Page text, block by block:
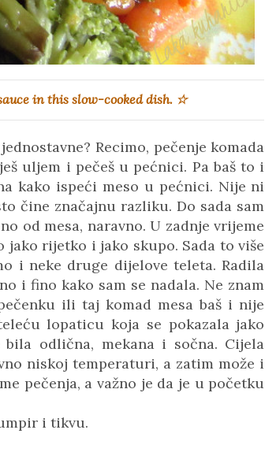
in this slow-cooked dish. ☆
Recimo, pečenje komada
uljem i pečeš u pećnici. Pa baš to i
kako ispeći meso u pećnici. Nije ni
čine značajnu razliku. Do sada sam
od mesa, naravno. U zadnje vrijeme
rijetko i jako skupo. Sada to više
i neke druge dijelove teleta. Radila
i fino kako sam se nadala. Ne znam
ili taj komad mesa baš i nije
lopaticu koja se pokazala jako
odlična, mekana i sočna. Cijela
niskoj temperaturi, a zatim može i
pečenja, a važno je da je u početku
i tikvu.